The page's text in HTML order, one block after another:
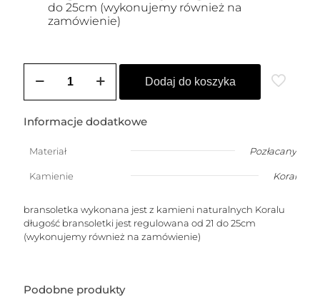
do 25cm (wykonujemy również na
zamówienie)
Bransoletka
z
Dodaj do koszyka
Informacje dodatkowe
Materiał Pozłacany
Kamienie Koral
bransoletka wykonana jest z kamieni naturalnych Koralu
długość bransoletki jest regulowana od 21 do 25cm
(wykonujemy również na zamówienie)
Podobne produkty